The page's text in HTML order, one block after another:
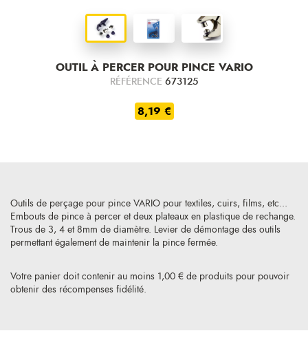
OUTIL À PERCER POUR PINCE VARIO
RÉFÉRENCE 673125
8,19 €
Votre panier doit contenir au moins 1,00 € de produits pour pouvoir
obtenir des récompenses fidélité.
Outils de perçage pour pince VARIO pour textiles, cuirs, films, etc...
Embouts de pince à percer et deux plateaux en plastique de rechange.
Trous de 3, 4 et 8mm de diamètre. Levier de démontage des outils
permettant également de maintenir la pince fermée.